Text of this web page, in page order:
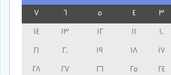
3
13
14
17
18
19
20
21
24
25
26
27
28